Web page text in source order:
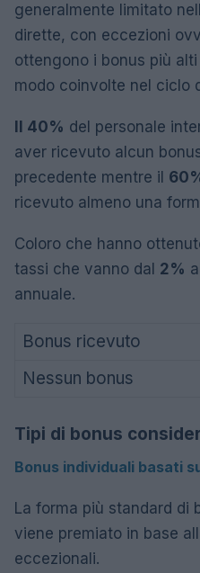
generalmente limitato
dirette, con eccezioni
ottengono i bonus più
modo coinvolte nel ciclo
Il 40% del personale
aver ricevuto alcun
precedente mentre il
ricevuto almeno una
Coloro che hanno
tassi che vanno dal 2% al
annuale.
Bonus ricevuto
Nessun bonus
Tipi di bonus
Bonus individuali basati
La forma più standard di
viene premiato in base
eccezionali.